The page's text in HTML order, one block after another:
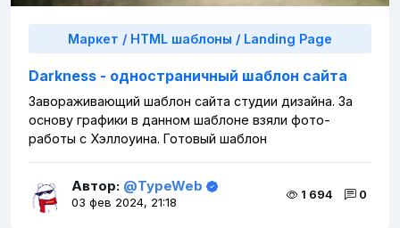
Маркет / HTML шаблоны / Landing Page
Darkness - одностраничный шаблон сайта
Завораживающий шаблон сайта студии дизайна. За
основу графики в данном шаблоне взяли фото-
работы с Хэллоуина. Готовый шаблон
Автор: @TypeWeb
03 фев 2024, 21:18
1 694 0